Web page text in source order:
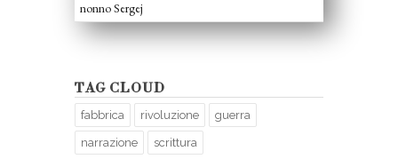
nonno Sergej
TAG CLOUD
fabbrica rivoluzione guerra
narrazione scrittura